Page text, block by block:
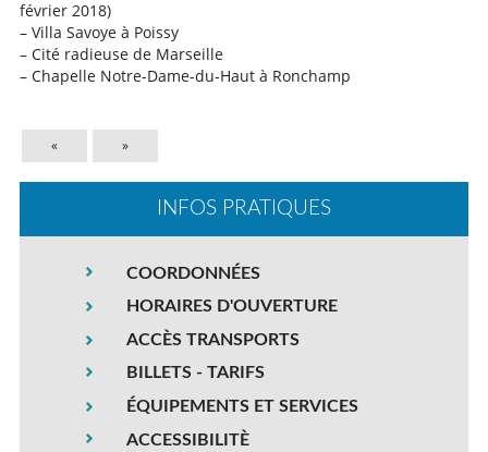
février 2018)
– Villa Savoye à Poissy
– Cité radieuse de Marseille
– Chapelle Notre-Dame-du-Haut à Ronchamp
« »
INFOS PRATIQUES
COORDONNÉES
HORAIRES D'OUVERTURE
ACCÈS TRANSPORTS
BILLETS - TARIFS
ÉQUIPEMENTS ET SERVICES
ACCESSIBILITÈ